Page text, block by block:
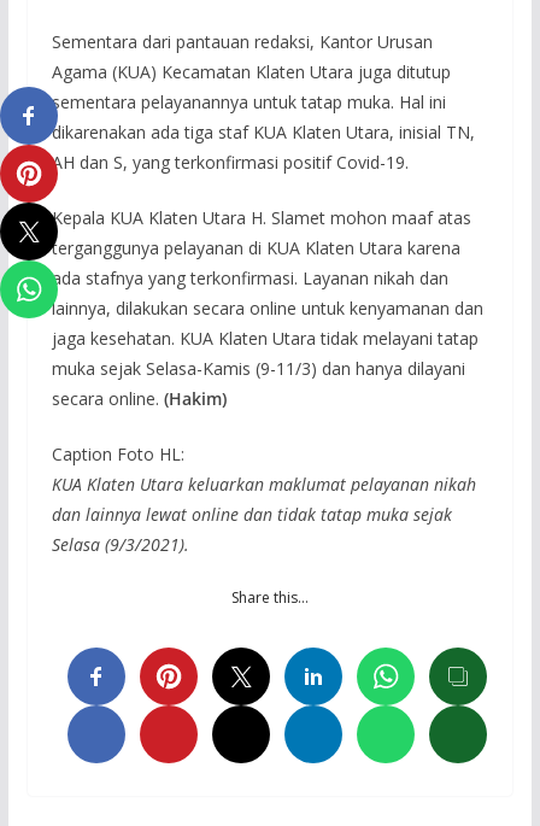
Sementara dari pantauan redaksi, Kantor Urusan
Agama (KUA) Kecamatan Klaten Utara juga ditutup
sementara pelayanannya untuk tatap muka. Hal ini
dikarenakan ada tiga staf KUA Klaten Utara, inisial TN,
AH dan S, yang terkonfirmasi positif Covid-19.
Kepala KUA Klaten Utara H. Slamet mohon maaf atas
terganggunya pelayanan di KUA Klaten Utara karena
ada stafnya yang terkonfirmasi. Layanan nikah dan
lainnya, dilakukan secara online untuk kenyamanan dan
jaga kesehatan. KUA Klaten Utara tidak melayani tatap
muka sejak Selasa-Kamis (9-11/3) dan hanya dilayani
secara online. (Hakim)
Caption Foto HL:
KUA Klaten Utara keluarkan maklumat pelayanan nikah
dan lainnya lewat online dan tidak tatap muka sejak
Selasa (9/3/2021).
Share this…